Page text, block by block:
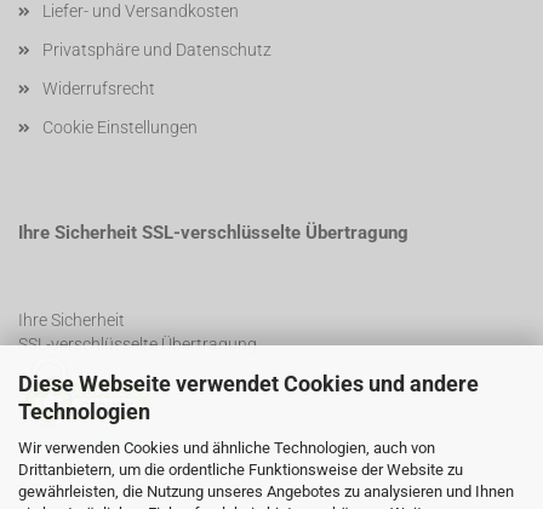
Diese Webseite verwendet Cookies und andere
Technologien
Wir verwenden Cookies und ähnliche Technologien, auch von
Drittanbietern, um die ordentliche Funktionsweise der Website zu
gewährleisten, die Nutzung unseres Angebotes zu analysieren und Ihnen
Liefer- und Versandkosten
Privatsphäre und Datenschutz
Widerrufsrecht
Cookie Einstellungen
Ihre Sicherheit SSL-verschlüsselte Übertragung
Ihre Sicherheit
SSL-verschlüsselte Übertragung
SSL Certificate